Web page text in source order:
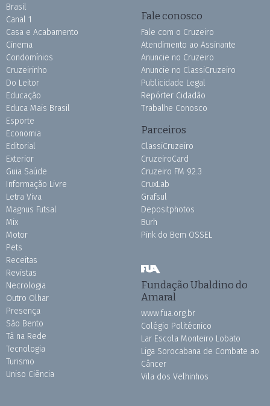
Brasil
Canal 1
Casa e Acabamento
Cinema
Condomínios
Cruzeirinho
Do Leitor
Educação
Educa Mais Brasil
Esporte
Economia
Editorial
Exterior
Guia Saúde
Informação Livre
Letra Viva
Magnus Futsal
Mix
Motor
Pets
Receitas
Revistas
Necrologia
Outro Olhar
Presença
São Bento
Tá na Rede
Tecnologia
Turismo
Uniso Ciência
Fale conosco
Fale com o Cruzeiro
Atendimento ao Assinante
Anuncie no Cruzeiro
Anuncie no ClassiCruzeiro
Publicidade Legal
Repórter Cidadão
Trabalhe Conosco
Parceiros
ClassiCruzeiro
CruzeiroCard
Cruzeiro FM 92.3
CruxLab
Grafsul
Depositphotos
Burh
Pink do Bem OSSEL
Fundação Ubaldino do
Amaral
www.fua.org.br
Colégio Politécnico
Lar Escola Monteiro Lobato
Liga Sorocabana de Combate ao
Câncer
Vila dos Velhinhos